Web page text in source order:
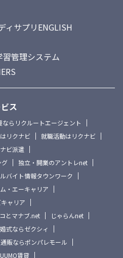
ィサプリENGLISH
習管理システム
ス
ならリクルートエージェント
リクナビ
就職活動はリクナビ
ビ派遣
グ
独立・開業のアントレnet
バイト情報タウンワーク
・エーキャリア
ャリア
とマナブ.net
じゃらんnet
式ならゼクシィ
通販ならポンパレモール
賃貸